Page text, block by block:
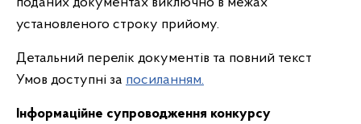
установленого строку прийому.
Детальний перелік документів та повний текст
Умов доступні за посиланням.
Інформаційне супроводження конкурсу